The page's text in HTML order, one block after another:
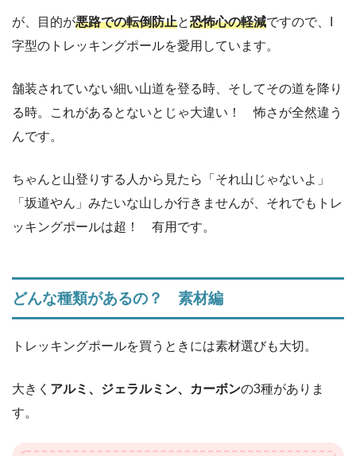
が、目的が悪路での転倒防止と恐怖心の軽減ですので、I
字型のトレッキングポールを愛用しています。
舗装されていない細い山道を登る時、そしてその道を降り
る時。これがあるとないとじゃ大違い！ 怖さが全然違う
んです。
ちゃんと山登りする人から見たら「それ山じゃないよ」
「坂道やん」みたいな山しか行きませんが、それでもトレ
ッキングポールは超！ 有用です。
どんな種類があるの？ 素材編
トレッキングポールを買うときには素材選びも大切。
大きく アルミ、ジェラルミン、カーボンの3種がありま
す。